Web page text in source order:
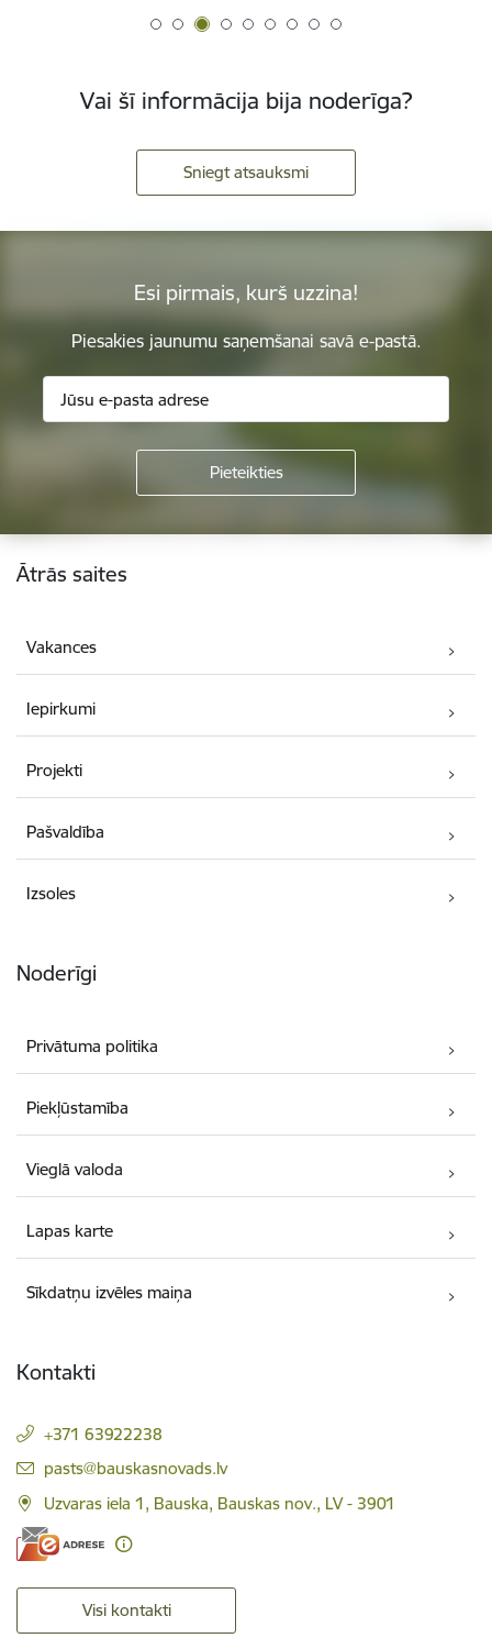
Vai šī informācija bija noderīga?
Sniegt atsauksmi
Esi pirmais, kurš uzzina!
Piesakies jaunumu saņemšanai savā e-pastā.
Kājene
Ātrās saites
Vakances
Iepirkumi
Projekti
Pašvaldība
Izsoles
Noderīgi
Privātuma politika
Piekļūstamība
Vieglā valoda
Lapas karte
Sīkdatņu izvēles maiņa
Kontakti
+371 63922238
E-pasts:
pasts@bauskasnovads.lv
Uzvaras iela 1, Bauska, Bauskas nov., LV - 3901
Visi kontakti